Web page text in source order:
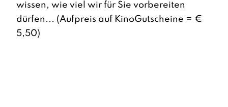
wissen, wie viel wir für Sie vorbereiten
dürfen... (Aufpreis auf KinoGutscheine = €
5,50)